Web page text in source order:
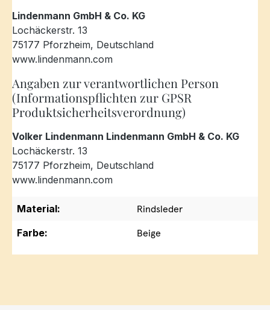
Lindenmann GmbH & Co. KG
Lochäckerstr. 13
75177 Pforzheim, Deutschland
www.lindenmann.com
Angaben zur verantwortlichen Person
(Informationspflichten zur GPSR
Produktsicherheitsverordnung)
Volker Lindenmann Lindenmann GmbH & Co. KG
Lochäckerstr. 13
75177 Pforzheim, Deutschland
www.lindenmann.com
Material:
Rindsleder
Farbe:
Beige